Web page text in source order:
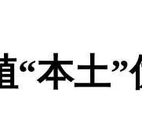
“本土